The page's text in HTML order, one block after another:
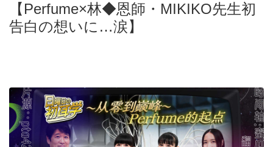
【Perfume×林◆恩師・MIKIKO先生初
告白の想いに…涙】